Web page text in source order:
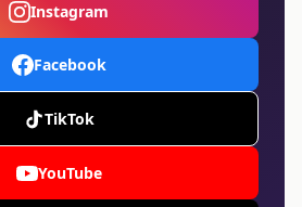
Instagram
Facebook
TikTok
YouTube